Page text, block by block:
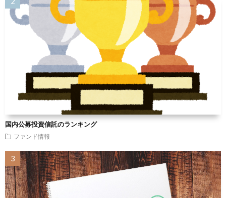
国内公募投資信託のランキング
ファンド情報